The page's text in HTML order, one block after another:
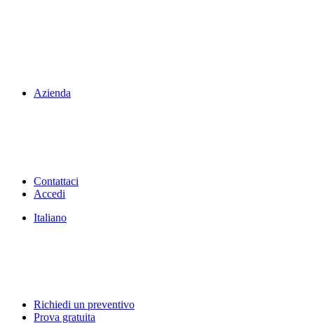
Azienda
Contattaci
Accedi
Italiano
Richiedi un preventivo
Prova gratuita